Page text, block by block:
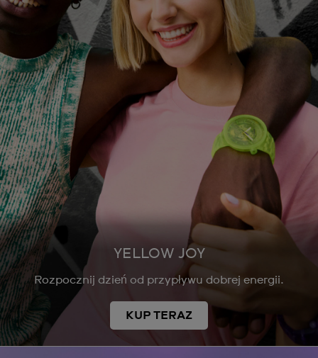
YELLOW JOY
Rozpocznij dzień od przypływu dobrej energii.
KUP TERAZ